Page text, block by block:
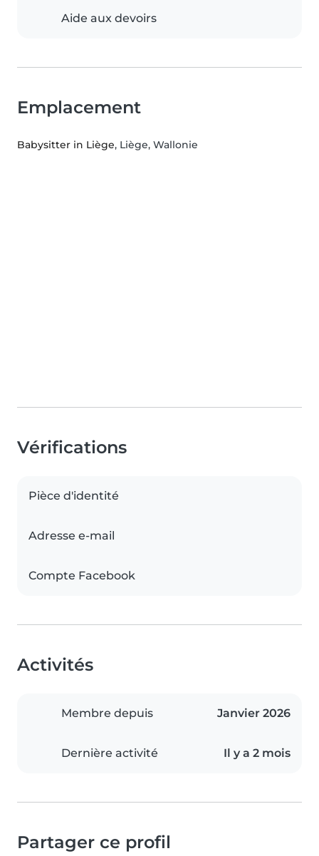
Aide aux devoirs
Emplacement
Babysitter in Liège, Liège, Wallonie
Vérifications
Pièce d'identité
Adresse e-mail
Compte Facebook
Activités
Membre depuis Janvier 2026
Dernière activité Il y a 2 mois
Partager ce profil